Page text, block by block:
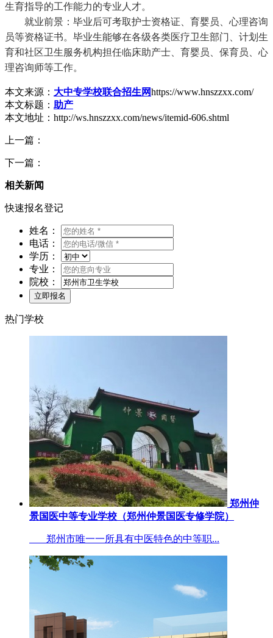
生育指导的工作能力的专业人才。
就业前景：毕业后可考取护士资格证、育婴员、心理咨询
员等资格证书。毕业生能够在各级各类医疗卫生部门、计划生
育和社区卫生服务机构担任临床助产士、育婴员、保育员、心
理咨询师等工作。
本文来源： 大中专学校联合招生网https://www.hnszzxx.com/
本文标题： 助产
本文地址：http://ws.hnszzxx.com/news/itemid-606.shtml
上一篇：
下一篇：
相关新闻
快速报名登记
姓名：
电话：
学历：
专业：
院校：
热门学校
郑州仲
景国医中等专业学校（郑州仲景国医专修学院）
郑州市唯一一所具有中医特色的中等职...